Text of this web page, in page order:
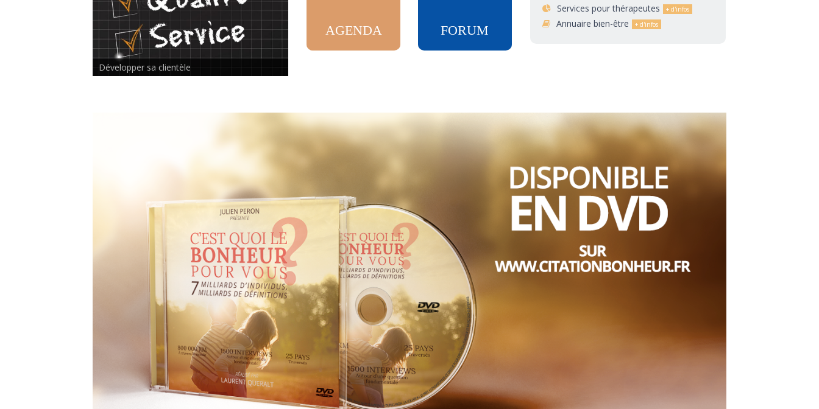
Rencontre inter-thérapeutes
AGENDA FORUM
Services pour thérapeutes
Annuaire bien-être